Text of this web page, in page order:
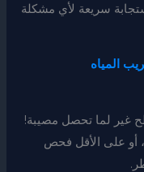
سريعة لأي مشكلة
المياه
غير لما تحصل مصيبة!
أو على الأقل فحص